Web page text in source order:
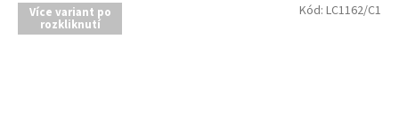
Více variant po
rozkliknutí
Kód: LC1162/C1